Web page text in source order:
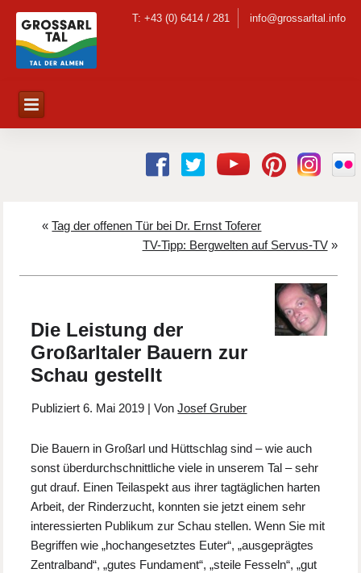
T: +43 (0) 6414 / 281 info@grossarltal.info
«Tag der offenen Tür bei Dr. Ernst Toferer
TV-Tipp: Bergwelten auf Servus-TV»
Die Leistung der
Großarltaler Bauern zur
Schau gestellt
Publiziert 6. Mai 2019 |Von Josef Gruber
Die Bauern in Großarl und Hüttschlag sind – wie auch
sonst überdurchschnittliche viele in unserem Tal – sehr
gut drauf. Einen Teilaspekt aus ihrer tagtäglichen harten
Arbeit, der Rinderzucht, konnten sie jetzt einem sehr
interessierten Publikum zur Schau stellen. Wenn Sie mit
Begriffen wie „hochangesetztes Euter“, „ausgeprägtes
Zentralband“, „gutes Fundament“, „steile Fesseln“, „gut